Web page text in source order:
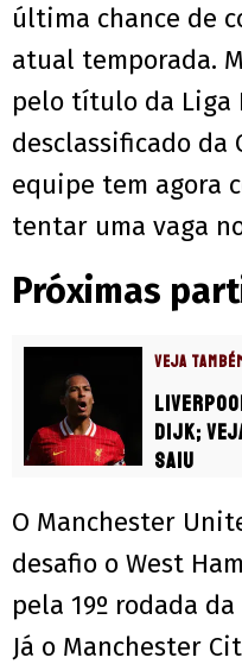
última chance de
atual temporada.
pelo título da Liga
desclassificado da
equipe tem agora
tentar uma vaga
Próximas
VEJA
Dijk;
saiu
O Manchester
desafio o West
pela 19º rodada
Já o Manchester